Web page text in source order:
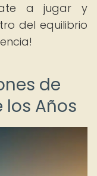
a jugar y
del equilibrio
de
los Años